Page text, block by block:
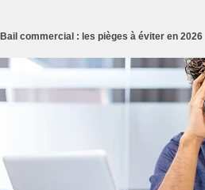
Bail commercial : les pièges à éviter en 2026